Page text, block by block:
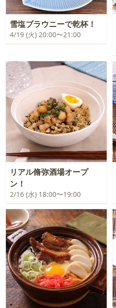
雪塩ブラウニーで乾杯！
4/19 (火) 20:00〜21:00
リアル脩弥酒場オープ
ン！
2/16 (水) 18:00〜19:00